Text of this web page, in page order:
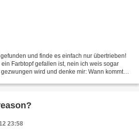
und finde es einfach nur übertrieben!
ein Farbtopf gefallen ist, nein ich weis sogar
wird und denke mir: Wann kommt
23:58